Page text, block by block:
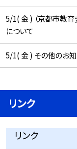
5/1( 金 ) （京都市教
について
5/1( 金 ) その他のお知
リンク
リンク